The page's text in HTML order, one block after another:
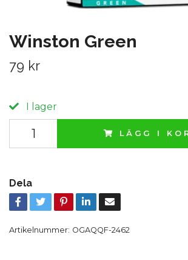
Winston Green
79 kr
I lager
LÄGG I
Dela
Artikelnummer: OGAQQF-2462